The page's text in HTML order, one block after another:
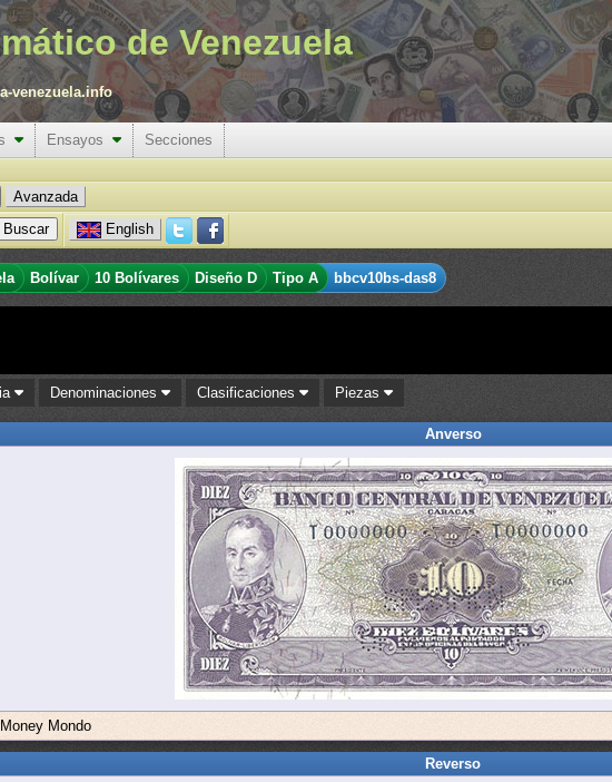
de Venezuela
venezuela.info
Ensayos
Secciones
Avanzada
English
Bolívar 10 Bolívares Diseño D Tipo A bbcv10bs-das8
Denominaciones Clasificaciones Piezas
Anverso
Mondo
Reverso